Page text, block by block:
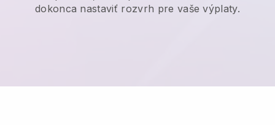
dokonca nastaviť rozvrh pre vaše výplaty.